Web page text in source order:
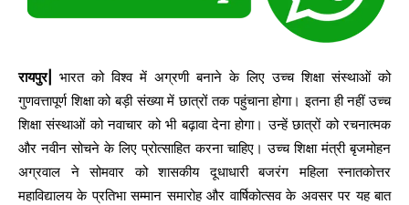
रायपुर| भारत को विश्व में अग्रणी बनाने के लिए उच्च शिक्षा संस्थाओं को
गुणवत्तापूर्ण शिक्षा को बड़ी संख्या में छात्रों तक पहुंचाना होगा। इतना ही नहीं उच्च
शिक्षा संस्थाओं को नवाचार को भी बढ़ावा देना होगा। उन्हें छात्रों को रचनात्मक
और नवीन सोचने के लिए प्रोत्साहित करना चाहिए। उच्च शिक्षा मंत्री बृजमोहन
अग्रवाल ने सोमवार को शासकीय दूधाधारी बजरंग महिला स्नातकोत्तर
महाविद्यालय के प्रतिभा सम्मान समारोह और वार्षिकोत्सव के अवसर पर यह बात